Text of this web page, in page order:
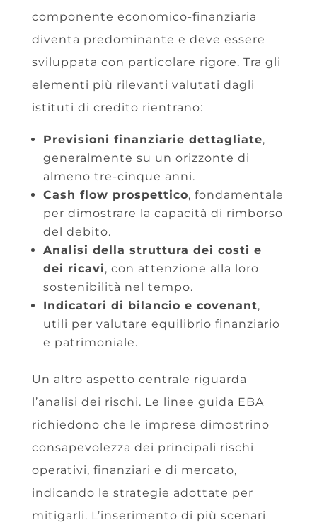
componente economico-finanziaria
diventa predominante e deve essere
sviluppata con particolare rigore. Tra gli
elementi più rilevanti valutati dagli
istituti di credito rientrano:
Previsioni finanziarie dettagliate,
generalmente su un orizzonte di
almeno tre-cinque anni.
Cash flow prospettico, fondamentale
per dimostrare la capacità di rimborso
del debito.
Analisi della struttura dei costi e
dei ricavi, con attenzione alla loro
sostenibilità nel tempo.
Indicatori di bilancio e covenant,
utili per valutare equilibrio finanziario
e patrimoniale.
Un altro aspetto centrale riguarda
l’analisi dei rischi. Le linee guida EBA
richiedono che le imprese dimostrino
consapevolezza dei principali rischi
operativi, finanziari e di mercato,
indicando le strategie adottate per
mitigarli. L’inserimento di più scenari